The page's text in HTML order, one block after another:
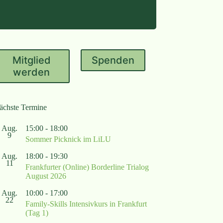
Mitglied
werden
Spenden
Termine
Aug.
9
15:00 - 18:00
Sommer Picknick im LiLU
Aug.
11
18:00 - 19:30
Frankfurter (Online) Borderline Trialog
August 2026
Aug.
22
10:00 - 17:00
Family-Skills Intensivkurs in Frankfurt
(Tag 1)